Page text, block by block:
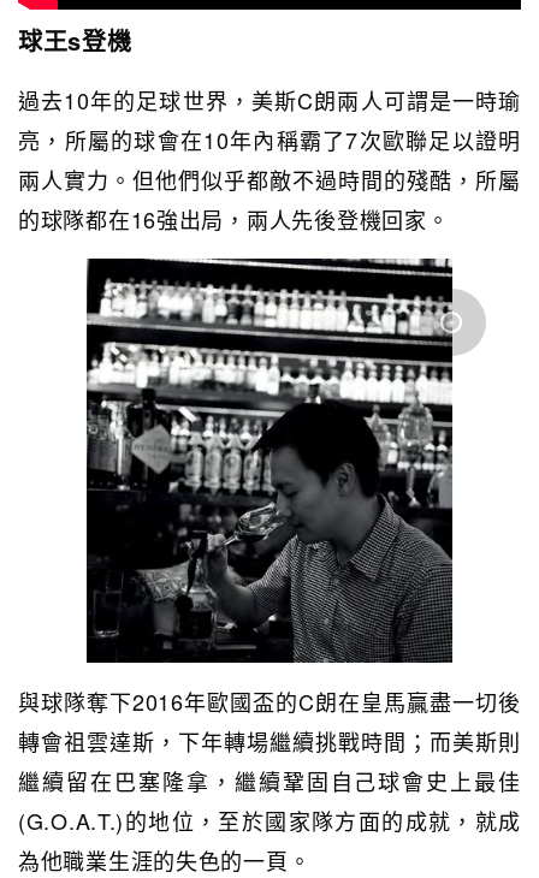
球王s登機
過去10年的足球世界，美斯C朗兩人可謂是一時瑜
亮，所屬的球會在10年內稱霸了7次歐聯足以證明
兩人實力。但他們似乎都敵不過時間的殘酷，所屬
的球隊都在16強出局，兩人先後登機回家。
與球隊奪下2016年歐國盃的C朗在皇馬贏盡一切後
轉會祖雲達斯，下年轉場繼續挑戰時間；而美斯則
繼續留在巴塞隆拿，繼續鞏固自己球會史上最佳
(G.O.A.T.)的地位，至於國家隊方面的成就，就成
為他職業生涯的失色的一頁。